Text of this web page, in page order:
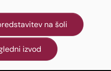
na šoli
izvod